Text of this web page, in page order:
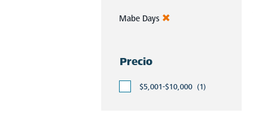
Mabe Days
Precio
$5,001-$10,000 (1)